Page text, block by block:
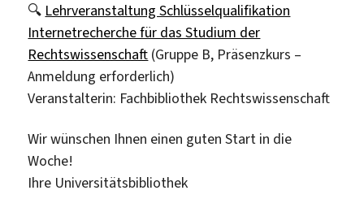
🔍 Lehrveranstaltung Schlüsselqualifikation
Internetrecherche für das Studium der
Rechtswissenschaft (Gruppe B, Präsenzkurs –
Anmeldung erforderlich)
Veranstalterin: Fachbibliothek Rechtswissenschaft
Wir wünschen Ihnen einen guten Start in die
Woche!
Ihre Universitätsbibliothek